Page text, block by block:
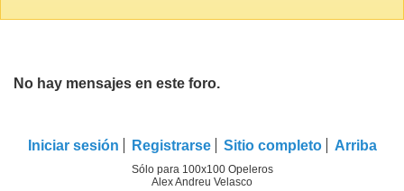
No hay mensajes en este foro.
Iniciar sesión Registrarse Sitio completo Arriba
Sólo para 100x100 Opeleros
Alex Andreu Velasco